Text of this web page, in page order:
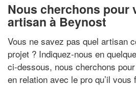
Nous cherchons pour
artisan à Beynost
Vous ne savez pas quel artisan
projet ? Indiquez-nous en
ci-dessous, nous cherchons
en relation avec le pro qu’il vous